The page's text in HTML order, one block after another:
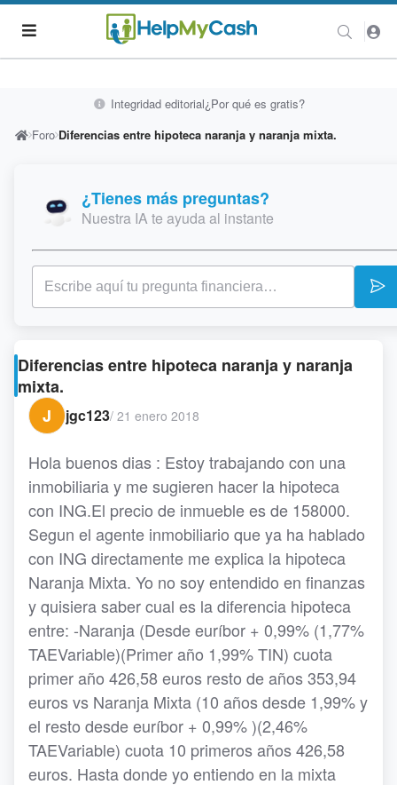
Integridad editorial¿Por qué es gratis?
Foro Diferencias entre hipoteca naranja y naranja mixta.
¿Tienes más preguntas?
Nuestra IA te ayuda al instante
Diferencias entre hipoteca naranja y naranja
mixta.
J
jgc123/ 21 enero 2018
Hola buenos dias : Estoy trabajando con una
inmobiliaria y me sugieren hacer la hipoteca
con ING.El precio de inmueble es de 158000.
Segun el agente inmobiliario que ya ha hablado
con ING directamente me explica la hipoteca
Naranja Mixta. Yo no soy entendido en finanzas
y quisiera saber cual es la diferencia hipoteca
entre: -Naranja (Desde euríbor + 0,99% (1,77%
TAEVariable)(Primer año 1,99% TIN) cuota
primer año 426,58 euros resto de años 353,94
euros vs Naranja Mixta (10 años desde 1,99% y
el resto desde euríbor + 0,99% )(2,46%
TAEVariable) cuota 10 primeros años 426,58
euros. Hasta donde yo entiendo en la mixta